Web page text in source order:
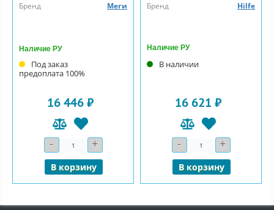
Бренд
Меги
Наличие РУ
Под заказ
предоплата 100%
16 446 ₽
- Количество+
В корзину
Бренд
Hilfe
Наличие РУ
В наличии
16 621 ₽
- Количество+
В корзину